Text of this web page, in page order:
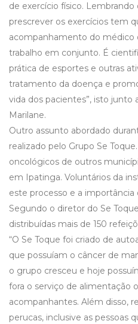
de exercício físico.
prescrever os exercícios tem
acompanhamento do médico
trabalho em conjunto. É
prática de esportes e outras
tratamento da doença e
vida dos pacientes”, isto junto
Marilane.
Outro assunto abordado
realizado pelo Grupo Se
oncológicos de outros
em Ipatinga. Voluntários da
este processo e a importância
Segundo o diretor do Se
distribuídas mais de 150
“O Se Toque foi criado de
que possuíam o câncer de
o grupo cresceu e hoje
fora o serviço de alimentação
acompanhantes. Além disso,
perucas, inclusive as pessoas